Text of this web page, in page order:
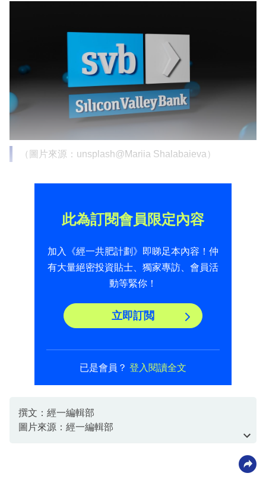
（圖片來源：unsplash@Mariia Shalabaieva）
此為訂閱會員限定內容
加入《經一共肥計劃》即睇足本內容！仲
有大量絕密投資貼士、獨家專訪、會員活
動等緊你！
立即訂閲
已是會員？ 登入閱讀全文
撰文：經一編輯部
圖片來源：經一編輯部